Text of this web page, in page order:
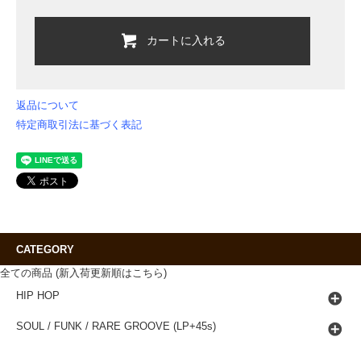
カートに入れる
返品について
特定商取引法に基づく表記
CATEGORY
全ての商品 (新入荷更新順はこちら)
HIP HOP
SOUL / FUNK / RARE GROOVE (LP+45s)